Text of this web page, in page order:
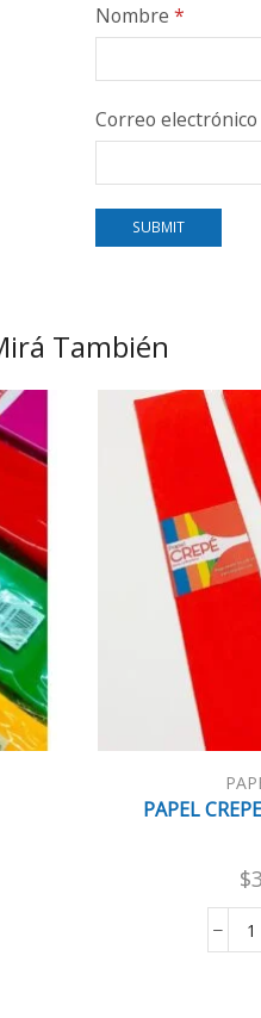
Nombre *
Correo electrónico
También
PAPEL
$